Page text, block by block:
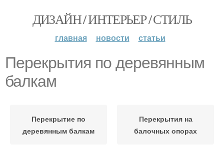
ДИЗАЙН / ИНТЕРЬЕР / СТИЛЬ
главная новости статьи
Перекрытия по деревянным
балкам
Перекрытие по
деревянным балкам
Перекрытия на
балочных опорах